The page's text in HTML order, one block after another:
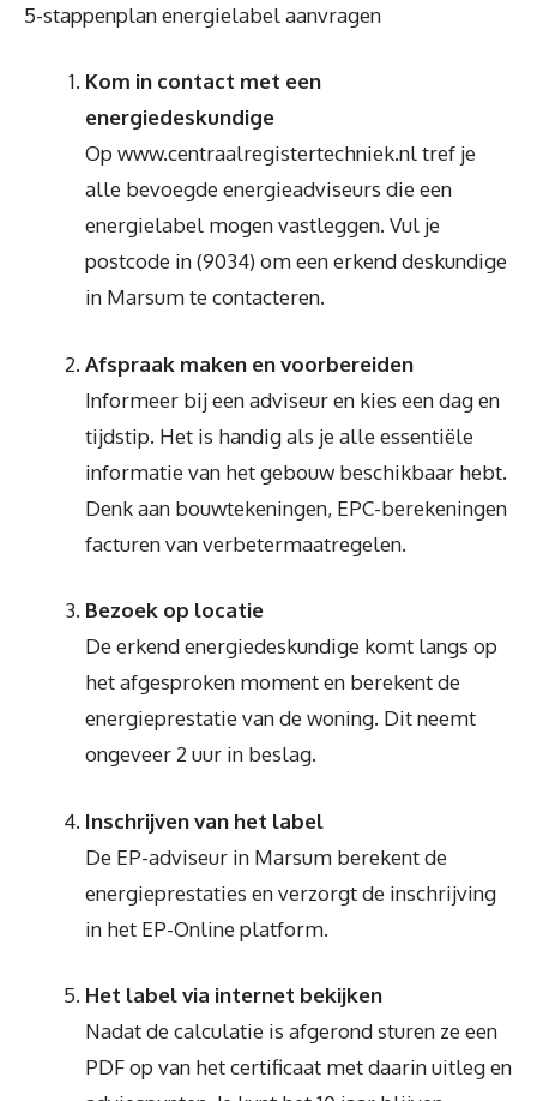
5-stappenplan energielabel aanvragen
Kom in contact met een
energiedeskundige
Op www.centraalregistertechniek.nl tref je
alle bevoegde energieadviseurs die een
energielabel mogen vastleggen. Vul je
postcode in (9034) om een erkend deskundige
in Marsum te contacteren.
Afspraak maken en voorbereiden
Informeer bij een adviseur en kies een dag en
tijdstip. Het is handig als je alle essentiële
informatie van het gebouw beschikbaar hebt.
Denk aan bouwtekeningen, EPC-berekeningen
facturen van verbetermaatregelen.
Bezoek op locatie
De erkend energiedeskundige komt langs op
het afgesproken moment en berekent de
energieprestatie van de woning. Dit neemt
ongeveer 2 uur in beslag.
Inschrijven van het label
De EP-adviseur in Marsum berekent de
energieprestaties en verzorgt de inschrijving
in het EP-Online platform.
Het label via internet bekijken
Nadat de calculatie is afgerond sturen ze een
PDF op van het certificaat met daarin uitleg en